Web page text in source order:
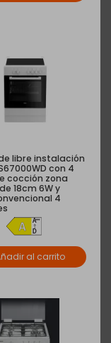
libre instalación
con 4
cocción zona
18cm 6W y
4
al carrito